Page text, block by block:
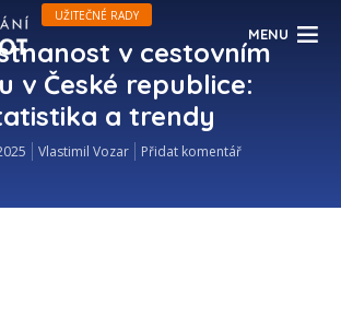
MENU
UŽITEČNÉ RADY
v cestovním
v České republice:
a trendy
Vlastimil Vozar Přidat komentář